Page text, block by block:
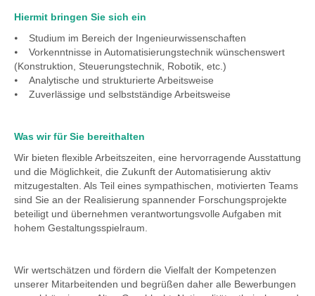
Hiermit bringen Sie sich ein
⦁ Studium im Bereich der Ingenieurwissenschaften
⦁ Vorkenntnisse in Automatisierungstechnik wünschenswert
(Konstruktion, Steuerungstechnik, Robotik, etc.)
⦁ Analytische und strukturierte Arbeitsweise
⦁ Zuverlässige und selbstständige Arbeitsweise
Was wir für Sie bereithalten
Wir bieten flexible Arbeitszeiten, eine hervorragende Ausstattung
und die Möglichkeit, die Zukunft der Automatisierung aktiv
mitzugestalten. Als Teil eines sympathischen, motivierten Teams
sind Sie an der Realisierung spannender Forschungsprojekte
beteiligt und übernehmen verantwortungsvolle Aufgaben mit
hohem Gestaltungsspielraum.
Wir wertschätzen und fördern die Vielfalt der Kompetenzen
unserer Mitarbeitenden und begrüßen daher alle Bewerbungen